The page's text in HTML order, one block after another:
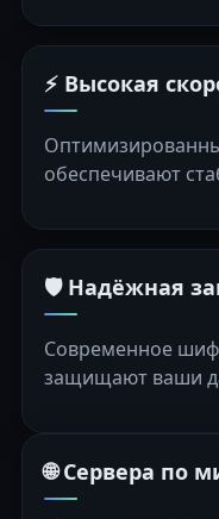
⚡ Высокая
обеспечивают
🛡️ Надёжная
Современное
защищают ваши
🌐 Сервера по